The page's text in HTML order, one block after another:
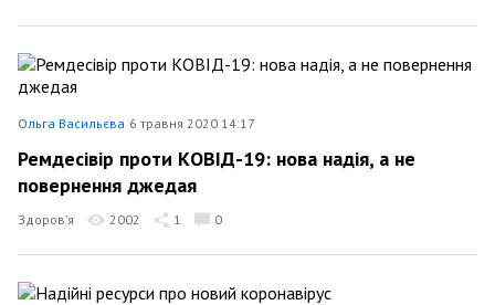
Ольга Васильєва 6 травня 2020 14:17
Ремдесівір проти КОВІД-19: нова надія, а не
повернення джедая
Здоров’я 2002 1 0